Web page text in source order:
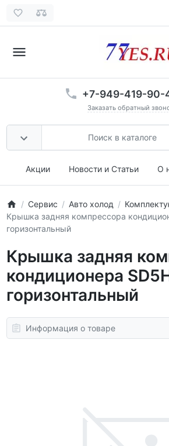
+7-949-419-90-
Заказать обратный
Акции Новости и Статьи О
Сервис Авто холод
Крышка задняя компрессора
горизонтальный
Крышка задняя
кондиционера
горизонтальный
Информация о товаре